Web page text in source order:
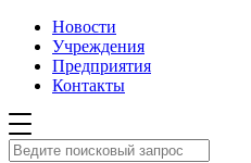
Новости
Учреждения
Предприятия
Контакты